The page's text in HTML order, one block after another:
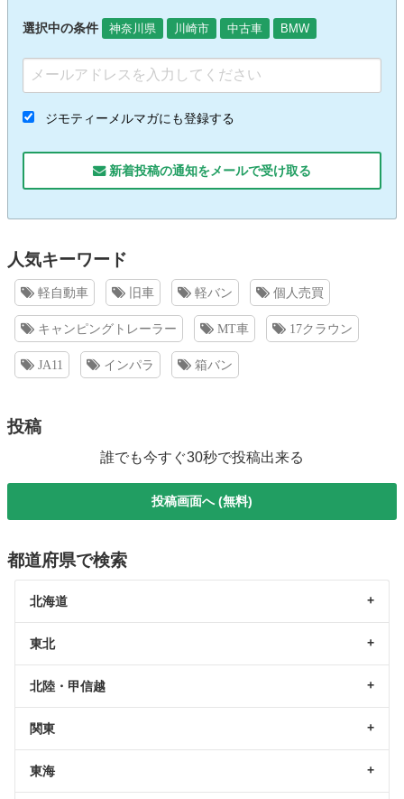
選択中の条件 神奈川県 川崎市 中古車 BMW
ジモティーメルマガにも登録する
新着投稿の通知をメールで受け取る
人気キーワード
軽自動車 旧車 軽バン 個人売買
キャンピングトレーラー MT車 17クラウン
JA11 インパラ 箱バン
投稿
誰でも今すぐ30秒で投稿出来る
投稿画面へ (無料)
都道府県で検索
北海道
東北
北陸・甲信越
関東
東海